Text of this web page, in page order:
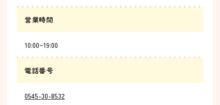
営業時間
10:00~19:00
電話番号
0545-30-8532